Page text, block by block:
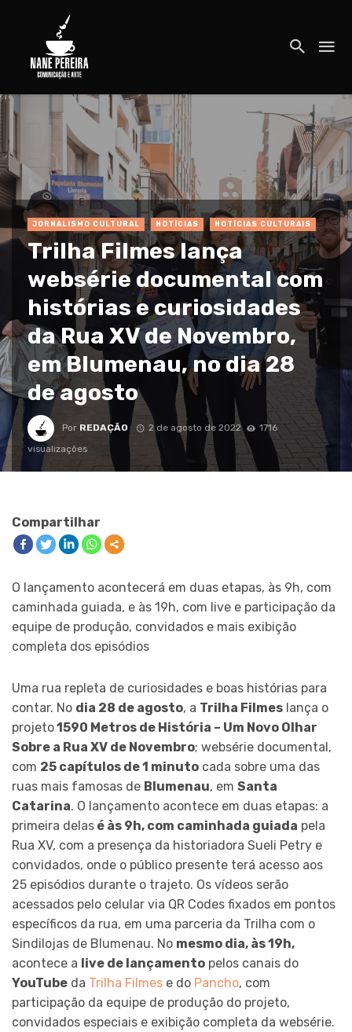
JORNALISMO CULTURAL NOTÍCIAS NOTÍCIAS CULTURAIS
Trilha Filmes lança
websérie documental com
histórias e curiosidades
da Rua XV de Novembro,
em Blumenau, no dia 28
de agosto
Por REDAÇÃO 2 de agosto de 2022
1716
visualizações
Compartilhar
O lançamento acontecerá em duas etapas, às 9h, com
caminhada guiada, e às 19h, com live e participação da
equipe de produção, convidados e mais exibição
completa dos episódios
Uma rua repleta de curiosidades e boas histórias para
contar. No dia 28 de agosto, a Trilha Filmes lança o
projeto1590 Metros de História – Um Novo Olhar
Sobre a Rua XV de Novembro; websérie documental,
com 25 capítulos de 1 minuto cada sobre uma das
ruas mais famosas de Blumenau, em Santa
Catarina. O lançamento acontece em duas etapas: a
primeira delas é às 9h, com caminhada guiada pela
Rua XV, com a presença da historiadora Sueli Petry e
convidados, onde o público presente terá acesso aos
25 episódios durante o trajeto. Os vídeos serão
acessados pelo celular via QR Codes fixados em pontos
específicos da rua, em uma parceria da Trilha com o
Sindilojas de Blumenau. No mesmo dia, às 19h,
acontece a live de lançamento pelos canais do
YouTube da Trilha Filmes e do Pancho, com
participação da equipe de produção do projeto,
convidados especiais e exibição completa da websérie.